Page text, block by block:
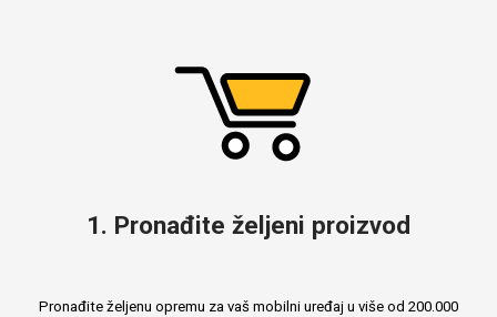
1. Pronađite željeni proizvod
Pronađite željenu opremu za vaš mobilni uređaj u više od 200.000
Svijet životinja Auto - Moto motivi